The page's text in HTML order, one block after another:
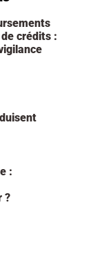
crédits :
:
?